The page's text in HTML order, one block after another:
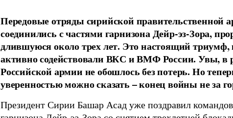
Передовые отряды сирийской правительственной
соединились с частями гарнизона Дейр-эз-Зора,
длившуюся около трех лет. Это настоящий триумф,
активно содействовали ВКС и ВМФ России. Увы, в
Российской армии не обошлось без потерь. Но
уверенностью можно сказать – конец войны не за
Президент Сирии Башар Асад уже поздравил